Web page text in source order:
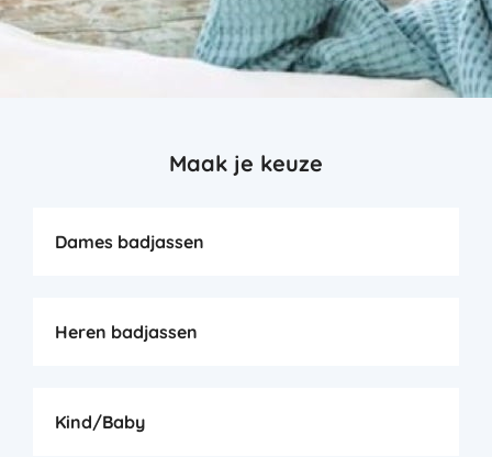
Maak je keuze
Dames badjassen
Heren badjassen
Kind/Baby